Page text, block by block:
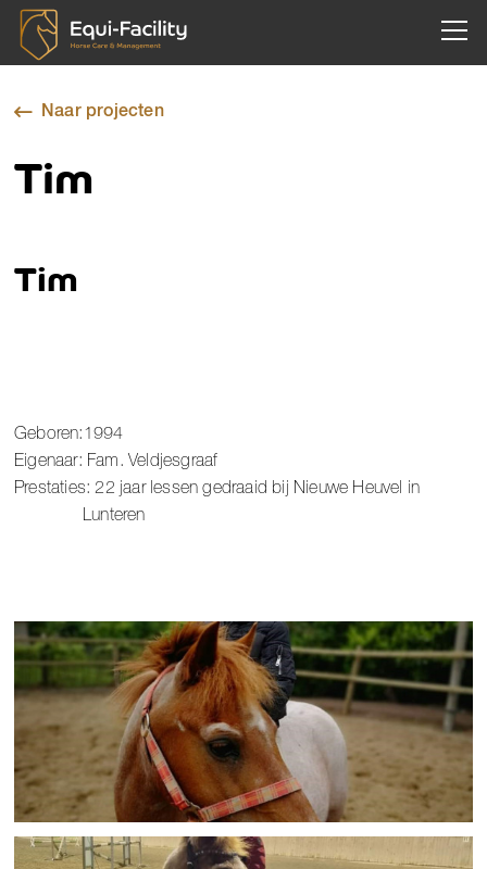
Naar projecten
Tim
Tim
Geboren:1994
Eigenaar: Fam. Veldjesgraaf
Prestaties: 22 jaar lessen gedraaid bij Nieuwe Heuvel in
Lunteren